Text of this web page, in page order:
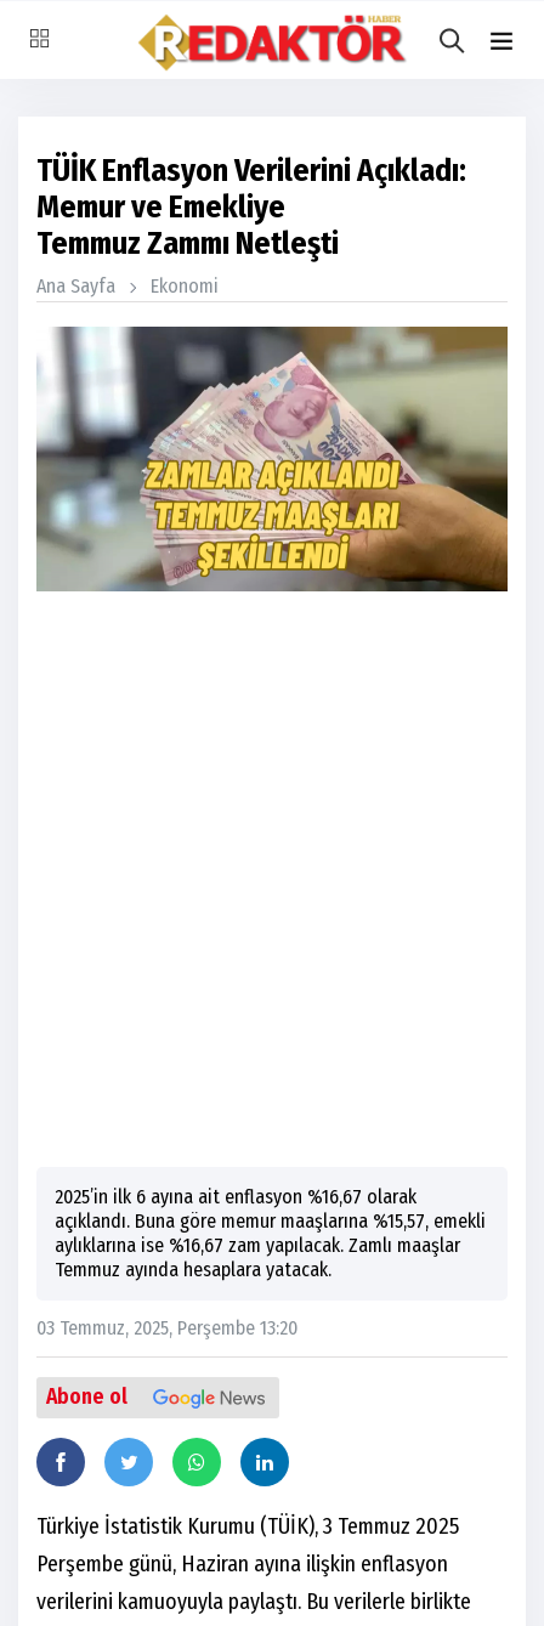
TÜİK Enflasyon Verilerini Açıkladı:
Memur ve Emekliye
Temmuz Zammı Netleşti
Ana Sayfa Ekonomi
2025’in ilk 6 ayına ait enflasyon %16,67 olarak
açıklandı. Buna göre memur maaşlarına %15,57, emekli
aylıklarına ise %16,67 zam yapılacak. Zamlı maaşlar
Temmuz ayında hesaplara yatacak.
03 Temmuz, 2025, Perşembe 13:20
Abone ol
Türkiye İstatistik Kurumu (TÜİK), 3 Temmuz 2025
Perşembe günü, Haziran ayına ilişkin enflasyon
verilerini kamuoyuyla paylaştı. Bu verilerle birlikte